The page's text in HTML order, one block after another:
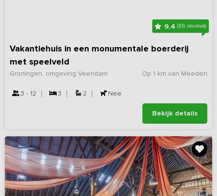
9,4 (86 reviews)
Vakantiehuis in een monumentale boerderij
met speelveld
Op 1 km van Meeden
Groningen, omgeving Veendam
3 - 12 3 2 Nee
Bekijk details